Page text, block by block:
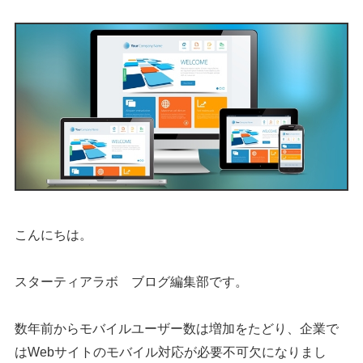
こんにちは。
スターティアラボ ブログ編集部です。
数年前からモバイルユーザー数は増加をたどり、企業で
はWebサイトのモバイル対応が必要不可欠になりまし